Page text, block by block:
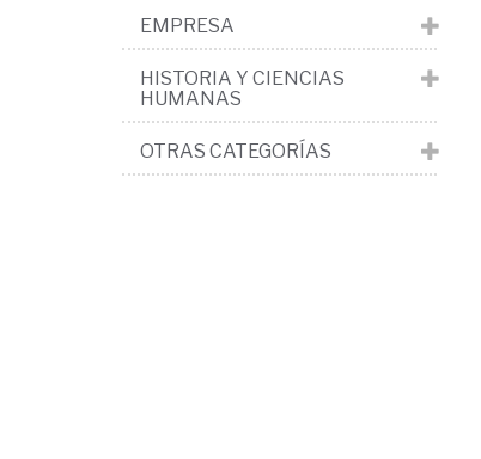
EMPRESA
HISTORIA Y CIENCIAS
HUMANAS
OTRAS CATEGORÍAS